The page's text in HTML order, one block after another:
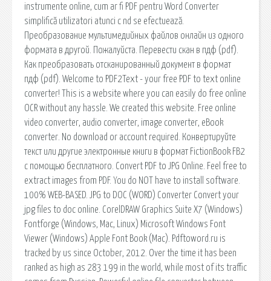
instrumente online, cum ar fi PDF pentru Word Converter
simplifică utilizatori atunci c nd se efectuează.
Преобразование мультимедийных файлов онлайн из одного
формата в другой. Пожалуйста. Перевести скан в пдф (pdf).
Как преобразовать отсканированный документ в формат
пдф (pdf). Welcome to PDF2Text - your free PDF to text online
converter! This is a website where you can easily do free online
OCR without any hassle. We created this website. Free online
video converter, audio converter, image converter, eBook
converter. No download or account required. Конвертируйте
текст или другие электронные книги в формат FictionBook FB2
с помощью бесплатного. Convert PDF to JPG Online. Feel free to
extract images from PDF. You do NOT have to install software.
100% WEB-BASED. JPG to DOC (WORD) Converter Convert your
jpg files to doc online. CorelDRAW Graphics Suite X7 (Windows)
Fontforge (Windows, Mac, Linux) Microsoft Windows Font
Viewer (Windows) Apple Font Book (Mac). Pdftoword.ru is
tracked by us since October, 2012. Over the time it has been
ranked as high as 283 199 in the world, while most of its traffic